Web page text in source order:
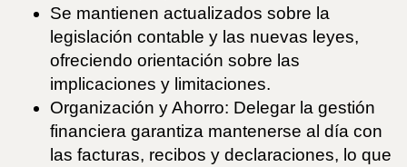
Se mantienen actualizados sobre la
legislación contable y las nuevas leyes,
ofreciendo orientación sobre las
implicaciones y limitaciones.
Organización y Ahorro: Delegar la gestión
financiera garantiza mantenerse al día con
las facturas, recibos y declaraciones, lo que